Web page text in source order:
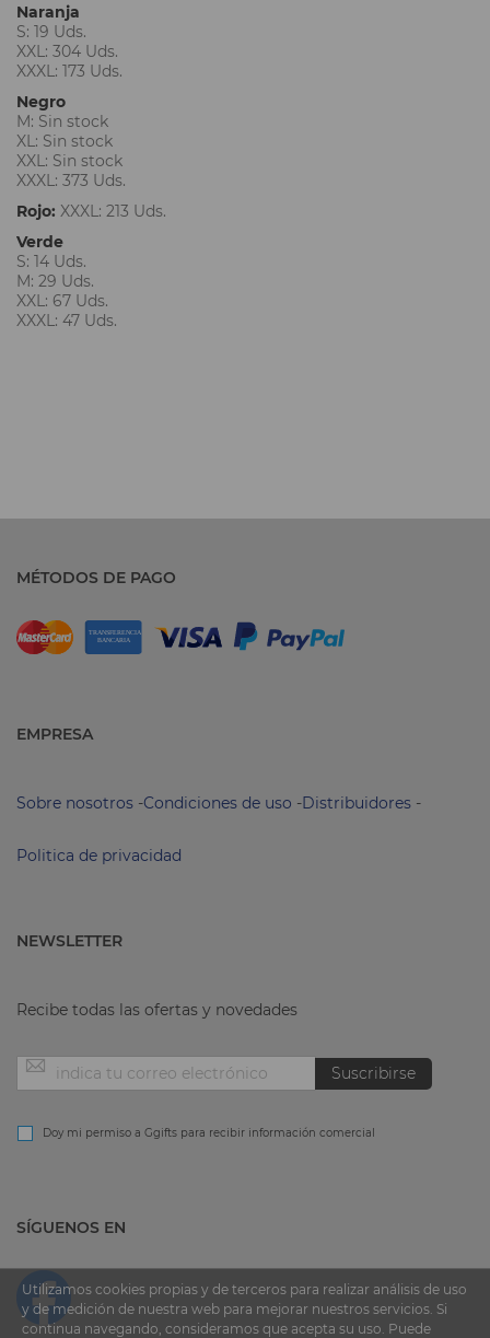
Naranja
S: 19 Uds.
XXL: 304 Uds.
XXXL: 173 Uds.
Negro
M: Sin stock
XL: Sin stock
XXL: Sin stock
XXXL: 373 Uds.
Rojo: XXXL: 213 Uds.
Verde
S: 14 Uds.
M: 29 Uds.
XXL: 67 Uds.
XXXL: 47 Uds.
MÉTODOS DE PAGO
EMPRESA
Sobre nosotros -Condiciones de uso -Distribuidores -
Politica de privacidad
NEWSLETTER
Recibe todas las ofertas y novedades
Inscríbase
a
boletín
de
Suscribirse
Doy mi permiso a Ggifts para recibir información comercial
SÍGUENOS EN
Utilizamos cookies propias y de terceros para realizar análisis de uso
y de medición de nuestra web para mejorar nuestros servicios. Si
continua navegando, consideramos que acepta su uso. Puede